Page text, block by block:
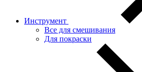
Инструмент
Все для смешивания
Для покраски